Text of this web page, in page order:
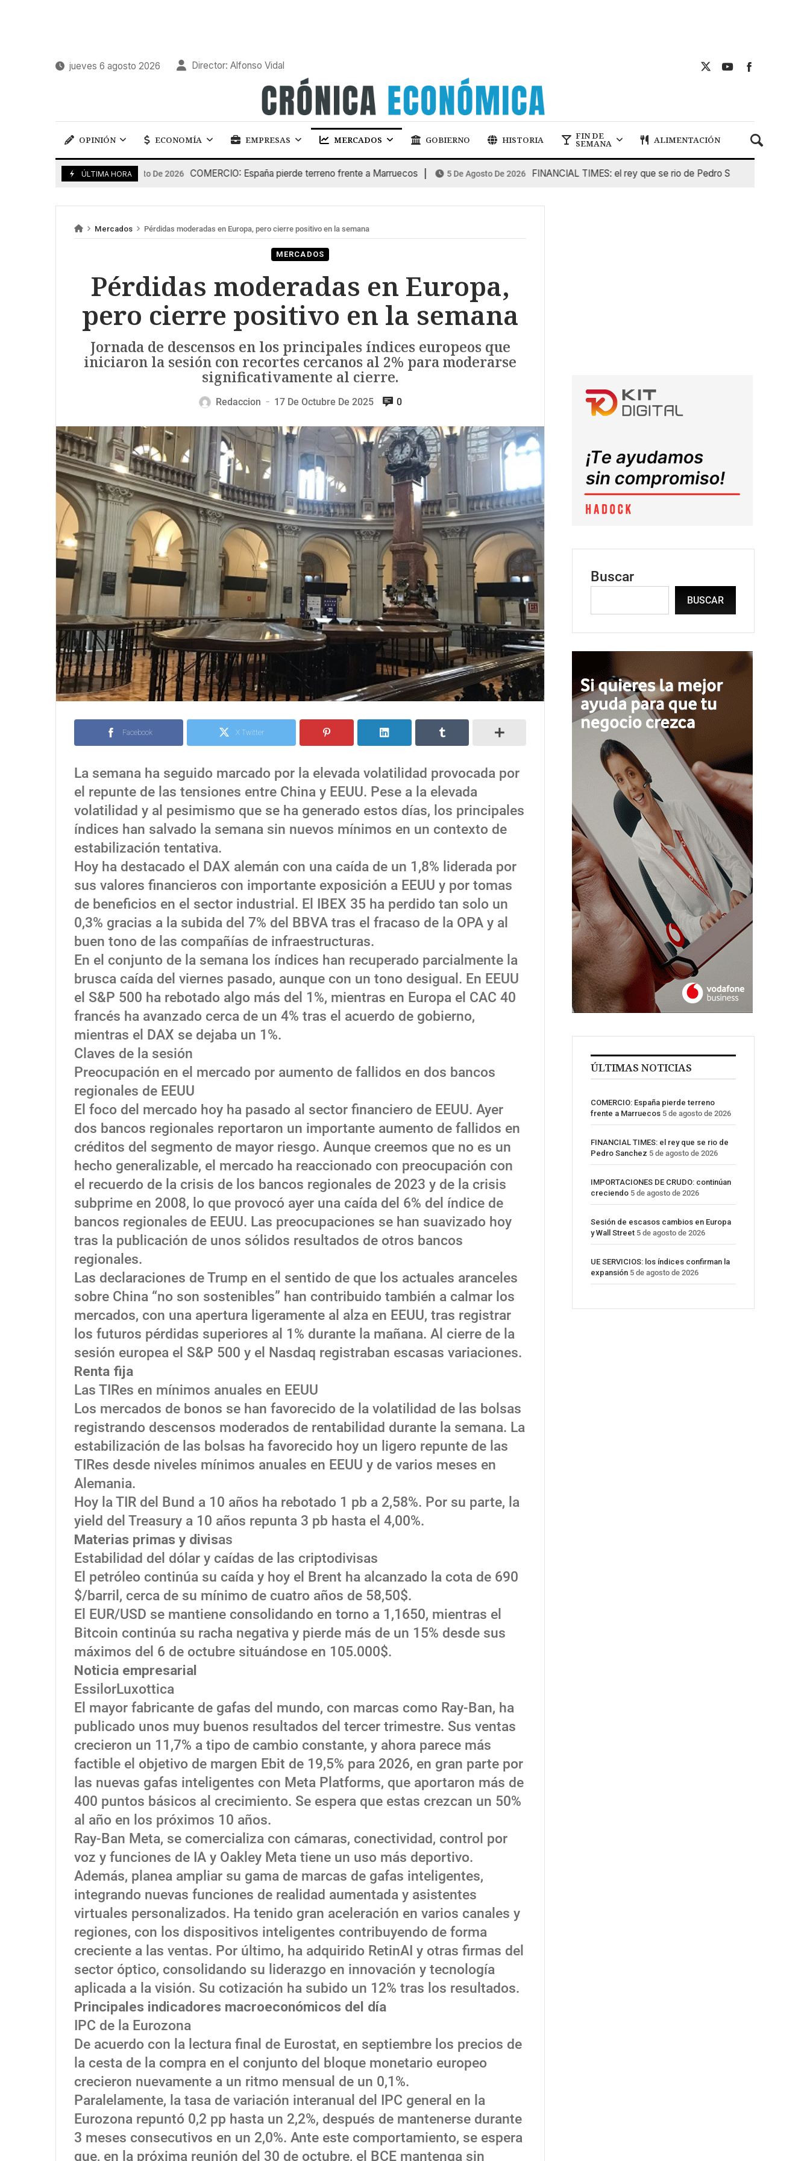
jueves 6 agosto 2026 Director: Alfonso Vidal
OPINIÓN ECONOMÍA EMPRESAS MERCADOS GOBIERNO HISTORIA FIN DE
SEMANA ALIMENTACIÓN
ÚLTIMA HORA
5 De Agosto De 2026 COMERCIO: España pierde terreno frente a Marruecos 5 De Agosto De 2026 FINANCIAL TIMES: el rey que se rio de Pedro Sanchez
Mercados Pérdidas moderadas en Europa, pero cierre positivo en la semana
MERCADOS
Pérdidas moderadas en Europa,
pero cierre positivo en la semana
Jornada de descensos en los principales índices europeos que
iniciaron la sesión con recortes cercanos al 2% para moderarse
significativamente al cierre.
Redaccion — 17 De Octubre De 2025 0
Facebook X Twitter
La semana ha seguido marcado por la elevada volatilidad provocada por
el repunte de las tensiones entre China y EEUU. Pese a la elevada
volatilidad y al pesimismo que se ha generado estos días, los principales
índices han salvado la semana sin nuevos mínimos en un contexto de
estabilización tentativa.
Hoy ha destacado el DAX alemán con una caída de un 1,8% liderada por
sus valores financieros con importante exposición a EEUU y por tomas
de beneficios en el sector industrial. El IBEX 35 ha perdido tan solo un
0,3% gracias a la subida del 7% del BBVA tras el fracaso de la OPA y al
buen tono de las compañías de infraestructuras.
En el conjunto de la semana los índices han recuperado parcialmente la
brusca caída del viernes pasado, aunque con un tono desigual. En EEUU
el S&P 500 ha rebotado algo más del 1%, mientras en Europa el CAC 40
francés ha avanzado cerca de un 4% tras el acuerdo de gobierno,
mientras el DAX se dejaba un 1%.
Claves de la sesión
Preocupación en el mercado por aumento de fallidos en dos bancos
regionales de EEUU
El foco del mercado hoy ha pasado al sector financiero de EEUU. Ayer
dos bancos regionales reportaron un importante aumento de fallidos en
créditos del segmento de mayor riesgo. Aunque creemos que no es un
hecho generalizable, el mercado ha reaccionado con preocupación con
el recuerdo de la crisis de los bancos regionales de 2023 y de la crisis
subprime en 2008, lo que provocó ayer una caída del 6% del índice de
bancos regionales de EEUU. Las preocupaciones se han suavizado hoy
tras la publicación de unos sólidos resultados de otros bancos
regionales.
Las declaraciones de Trump en el sentido de que los actuales aranceles
sobre China “no son sostenibles” han contribuido también a calmar los
mercados, con una apertura ligeramente al alza en EEUU, tras registrar
los futuros pérdidas superiores al 1% durante la mañana. Al cierre de la
sesión europea el S&P 500 y el Nasdaq registraban escasas variaciones.
Renta fija
Las TIRes en mínimos anuales en EEUU
Los mercados de bonos se han favorecido de la volatilidad de las bolsas
registrando descensos moderados de rentabilidad durante la semana. La
estabilización de las bolsas ha favorecido hoy un ligero repunte de las
TIRes desde niveles mínimos anuales en EEUU y de varios meses en
Alemania.
Hoy la TIR del Bund a 10 años ha rebotado 1 pb a 2,58%. Por su parte, la
yield del Treasury a 10 años repunta 3 pb hasta el 4,00%.
Materias primas y divisas
Estabilidad del dólar y caídas de las criptodivisas
El petróleo continúa su caída y hoy el Brent ha alcanzado la cota de 690
$/barril, cerca de su mínimo de cuatro años de 58,50$.
El EUR/USD se mantiene consolidando en torno a 1,1650, mientras el
Bitcoin continúa su racha negativa y pierde más de un 15% desde sus
máximos del 6 de octubre situándose en 105.000$.
Noticia empresarial
EssilorLuxottica
El mayor fabricante de gafas del mundo, con marcas como Ray-Ban, ha
publicado unos muy buenos resultados del tercer trimestre. Sus ventas
crecieron un 11,7% a tipo de cambio constante, y ahora parece más
factible el objetivo de margen Ebit de 19,5% para 2026, en gran parte por
las nuevas gafas inteligentes con Meta Platforms, que aportaron más de
400 puntos básicos al crecimiento. Se espera que estas crezcan un 50%
al año en los próximos 10 años.
Ray-Ban Meta, se comercializa con cámaras, conectividad, control por
voz y funciones de IA y Oakley Meta tiene un uso más deportivo.
Además, planea ampliar su gama de marcas de gafas inteligentes,
integrando nuevas funciones de realidad aumentada y asistentes
virtuales personalizados. Ha tenido gran aceleración en varios canales y
regiones, con los dispositivos inteligentes contribuyendo de forma
creciente a las ventas. Por último, ha adquirido RetinAI y otras firmas del
sector óptico, consolidando su liderazgo en innovación y tecnología
aplicada a la visión. Su cotización ha subido un 12% tras los resultados.
Principales indicadores macroeconómicos del día
IPC de la Eurozona
De acuerdo con la lectura final de Eurostat, en septiembre los precios de
la cesta de la compra en el conjunto del bloque monetario europeo
crecieron nuevamente a un ritmo mensual de un 0,1%.
Paralelamente, la tasa de variación interanual del IPC general en la
Eurozona repuntó 0,2 pp hasta un 2,2%, después de mantenerse durante
3 meses consecutivos en un 2,0%. Ante este comportamiento, se espera
que, en la próxima reunión del 30 de octubre, el BCE mantenga sin
Buscar
BUSCAR
ÚLTIMAS NOTICIAS
COMERCIO: España pierde terreno
frente a Marruecos 5 de agosto de 2026
FINANCIAL TIMES: el rey que se rio de
Pedro Sanchez 5 de agosto de 2026
IMPORTACIONES DE CRUDO: continúan
creciendo 5 de agosto de 2026
Sesión de escasos cambios en Europa
y Wall Street 5 de agosto de 2026
UE SERVICIOS: los índices confirman la
expansión 5 de agosto de 2026